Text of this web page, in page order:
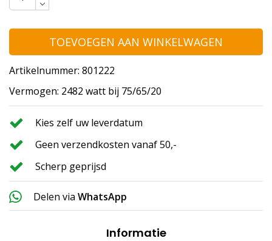
TOEVOEGEN AAN WINKELWAGEN
Artikelnummer: 801222
Vermogen: 2482 watt bij 75/65/20
Kies zelf uw leverdatum
Geen verzendkosten vanaf 50,-
Scherp geprijsd
Delen via WhatsApp
Informatie